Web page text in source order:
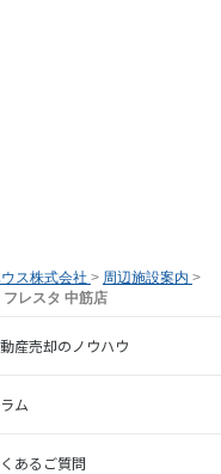
ス株式会社 > 周辺施設案内 >
フレスタ 中筋店
産売却のノウハウ
ム
あるご質問